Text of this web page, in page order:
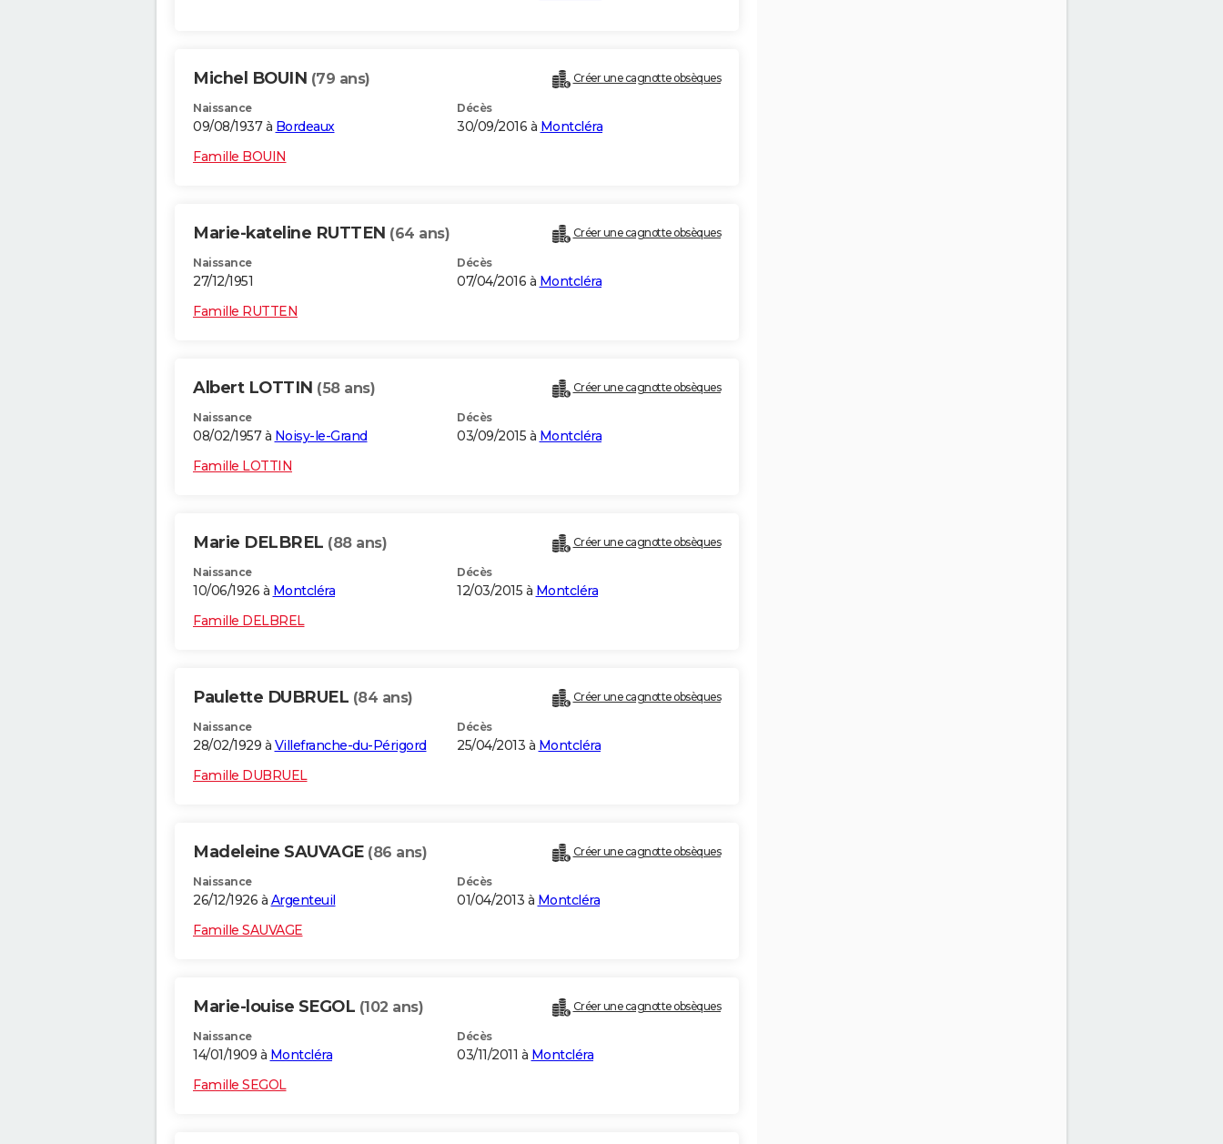
Michel BOUIN (79 ans) Créer une cagnotte obsèques
Naissance
09/08/1937 à Bordeaux
Décès
30/09/2016 à Montcléra
Famille BOUIN
Marie-kateline RUTTEN (64 ans) Créer une cagnotte obsèques
Naissance
27/12/1951
Décès
07/04/2016 à Montcléra
Famille RUTTEN
Albert LOTTIN (58 ans) Créer une cagnotte obsèques
Naissance
08/02/1957 à Noisy-le-Grand
Décès
03/09/2015 à Montcléra
Famille LOTTIN
Marie DELBREL (88 ans) Créer une cagnotte obsèques
Naissance
10/06/1926 à Montcléra
Décès
12/03/2015 à Montcléra
Famille DELBREL
Paulette DUBRUEL (84 ans) Créer une cagnotte obsèques
Naissance
28/02/1929 à Villefranche-du-Périgord
Décès
25/04/2013 à Montcléra
Famille DUBRUEL
Madeleine SAUVAGE (86 ans) Créer une cagnotte obsèques
Naissance
26/12/1926 à Argenteuil
Décès
01/04/2013 à Montcléra
Famille SAUVAGE
Marie-louise SEGOL (102 ans) Créer une cagnotte obsèques
Naissance
14/01/1909 à Montcléra
Décès
03/11/2011 à Montcléra
Famille SEGOL